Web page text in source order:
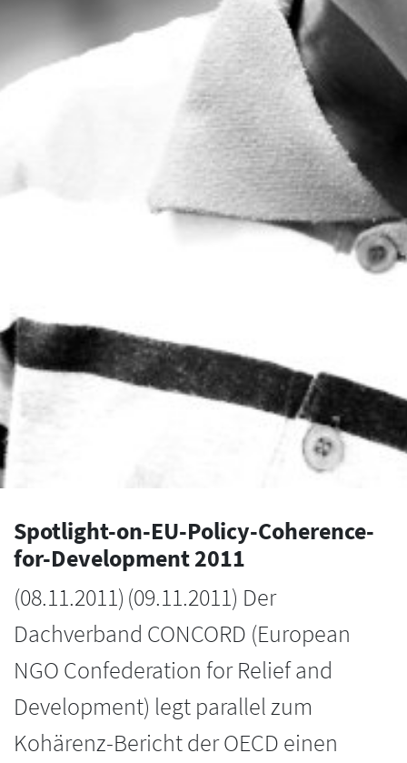
Spotlight-on-EU-Policy-Coherence-
for-Development 2011
(08.11.2011) (09.11.2011) Der
Dachverband CONCORD (European
NGO Confederation for Relief and
Development) legt parallel zum
Kohärenz-Bericht der OECD einen